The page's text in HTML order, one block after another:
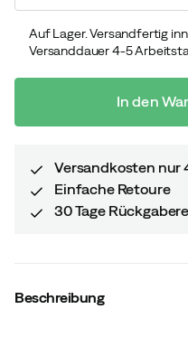
Auf Lager. Versandfertig
Versanddauer 4-5
In den
Versandkosten nur
Einfache Retoure
30 Tage
Beschreibung